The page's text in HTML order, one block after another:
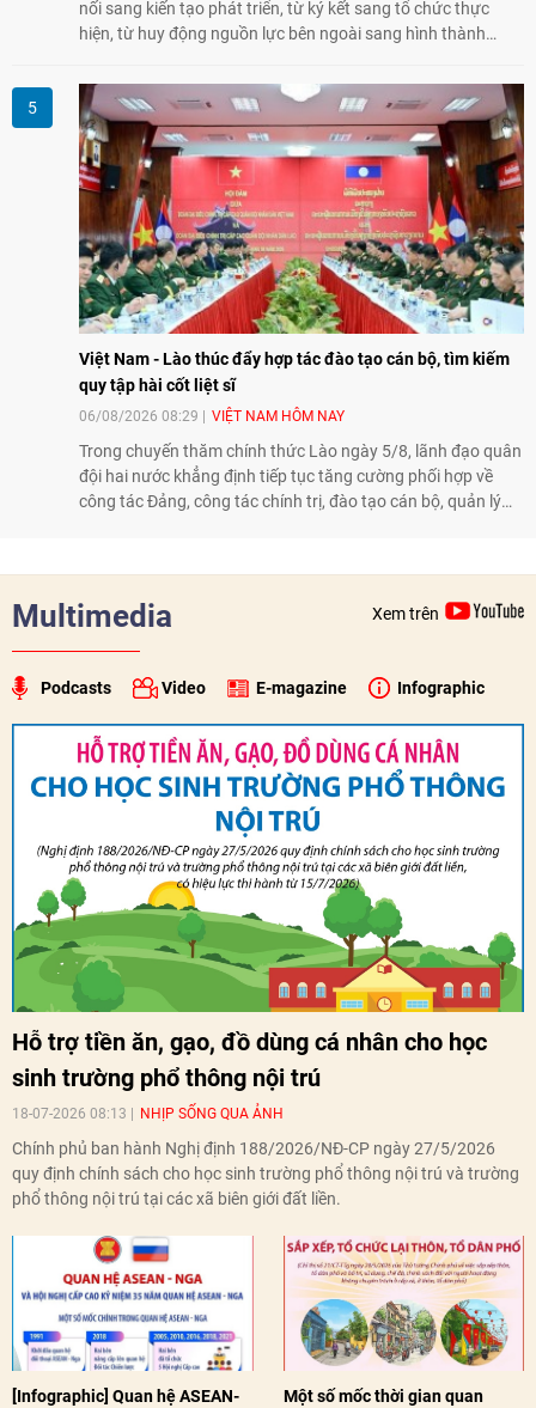
nối sang kiến tạo phát triển, từ ký kết sang tổ chức thực
hiện, từ huy động nguồn lực bên ngoài sang hình thành
nghệ, đổi mới sáng tạo và chuyển đổi số trở thành động lực
phát triển đất nước.
Việt Nam - Lào thúc đẩy hợp tác đào tạo cán bộ, tìm kiếm
quy tập hài cốt liệt sĩ
06/08/2026 08:29 VIỆT NAM HÔM NAY
Trong chuyến thăm chính thức Lào ngày 5/8, lãnh đạo quân
đội hai nước khẳng định tiếp tục tăng cường phối hợp về
công tác Đảng, công tác chính trị, đào tạo cán bộ, quản lý
Multimedia Xem trên
Podcasts Video E-magazine Infographic
Hỗ trợ tiền ăn, gạo, đồ dùng cá nhân cho học
sinh trường phổ thông nội trú
18-07-2026 08:13 NHỊP SỐNG QUA ẢNH
Chính phủ ban hành Nghị định 188/2026/NĐ-CP ngày 27/5/2026
quy định chính sách cho học sinh trường phổ thông nội trú và trường
phổ thông nội trú tại các xã biên giới đất liền.
[Infographic] Quan hệ ASEAN-
Một số mốc thời gian quan